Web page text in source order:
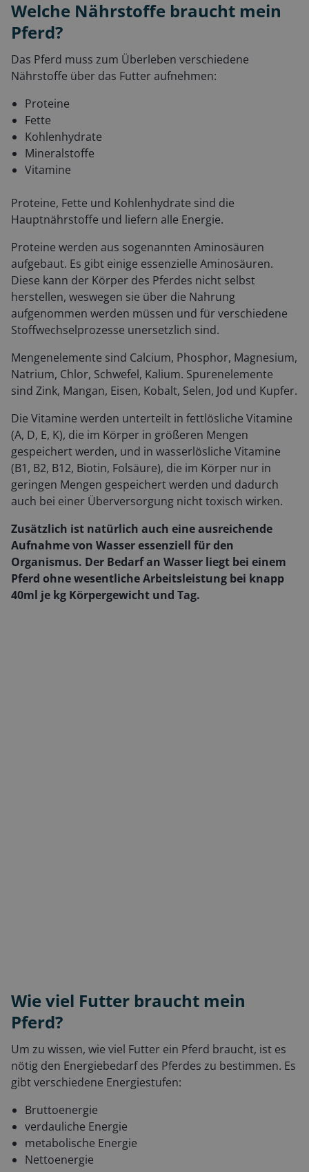
Welche Nährstoffe braucht mein
Pferd?
Das Pferd muss zum Überleben verschiedene
Nährstoffe über das Futter aufnehmen:
Proteine
Fette
Kohlenhydrate
Mineralstoffe
Vitamine
Proteine, Fette und Kohlenhydrate sind die
Hauptnährstoffe und liefern alle Energie.
Proteine werden aus sogenannten Aminosäuren
aufgebaut. Es gibt einige essenzielle Aminosäuren.
Diese kann der Körper des Pferdes nicht selbst
herstellen, weswegen sie über die Nahrung
aufgenommen werden müssen und für verschiedene
Stoffwechselprozesse unersetzlich sind.
Mengenelemente sind Calcium, Phosphor, Magnesium,
Natrium, Chlor, Schwefel, Kalium. Spurenelemente
sind Zink, Mangan, Eisen, Kobalt, Selen, Jod und Kupfer.
Die Vitamine werden unterteilt in fettlösliche Vitamine
(A, D, E, K), die im Körper in größeren Mengen
gespeichert werden, und in wasserlösliche Vitamine
(B1, B2, B12, Biotin, Folsäure), die im Körper nur in
geringen Mengen gespeichert werden und dadurch
auch bei einer Überversorgung nicht toxisch wirken.
Zusätzlich ist natürlich auch eine ausreichende
Aufnahme von Wasser essenziell für den
Organismus. Der Bedarf an Wasser liegt bei einem
Pferd ohne wesentliche Arbeitsleistung bei knapp
40ml je kg Körpergewicht und Tag.
Wie viel Futter braucht mein
Pferd?
Um zu wissen, wie viel Futter ein Pferd braucht, ist es
nötig den Energiebedarf des Pferdes zu bestimmen. Es
gibt verschiedene Energiestufen:
Bruttoenergie
verdauliche Energie
metabolische Energie
Nettoenergie